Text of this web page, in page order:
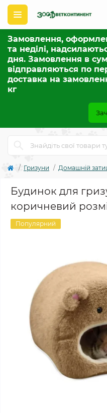
Замовлення,
та неділі,
дня. Замовлення в
відправляються по
доставка на
кг
Гризуни Домашній
Будинок для
коричневий
Популярний